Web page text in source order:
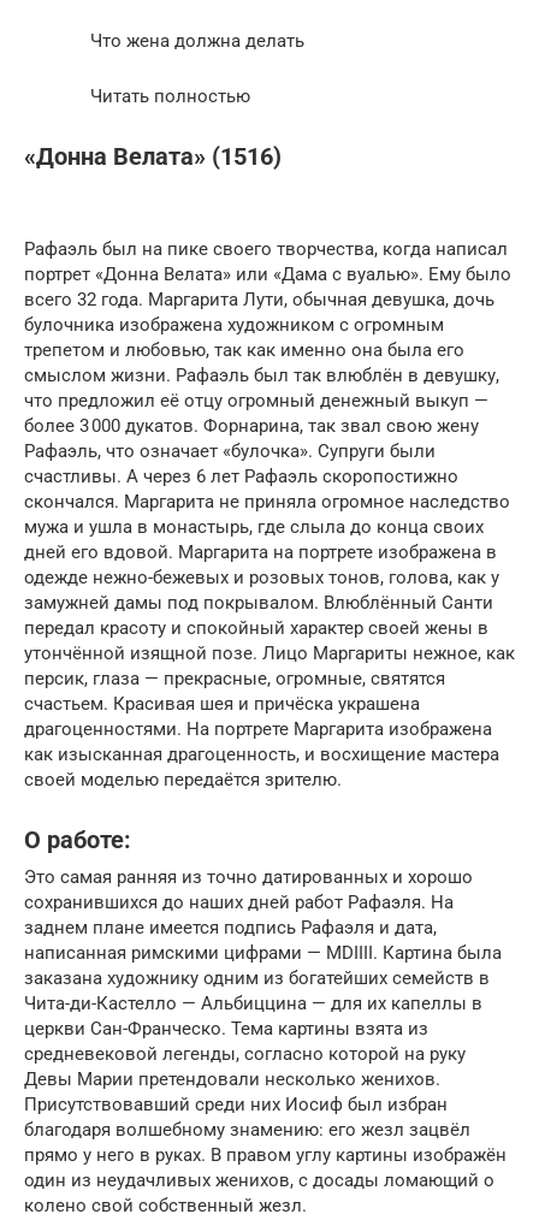
Что жена должна делать
Читать полностью
«Донна Велата» (1516)
Рафаэль был на пике своего творчества, когда написал
портрет «Донна Велата» или «Дама с вуалью». Ему было
всего 32 года. Маргарита Лути, обычная девушка, дочь
булочника изображена художником с огромным
трепетом и любовью, так как именно она была его
смыслом жизни. Рафаэль был так влюблён в девушку,
что предложил её отцу огромный денежный выкуп —
более 3 000 дукатов. Форнарина, так звал свою жену
Рафаэль, что означает «булочка». Супруги были
счастливы. А через 6 лет Рафаэль скоропостижно
скончался. Маргарита не приняла огромное наследство
мужа и ушла в монастырь, где слыла до конца своих
дней его вдовой. Маргарита на портрете изображена в
одежде нежно-бежевых и розовых тонов, голова, как у
замужней дамы под покрывалом. Влюблённый Санти
передал красоту и спокойный характер своей жены в
утончённой изящной позе. Лицо Маргариты нежное, как
персик, глаза — прекрасные, огромные, святятся
счастьем. Красивая шея и причёска украшена
драгоценностями. На портрете Маргарита изображена
как изысканная драгоценность, и восхищение мастера
своей моделью передаётся зрителю.
О работе:
Это самая ранняя из точно датированных и хорошо
сохранившихся до наших дней работ Рафаэля. На
заднем плане имеется подпись Рафаэля и дата,
написанная римскими цифрами — MDIIII. Картина была
заказана художнику одним из богатейших семейств в
Чита-ди-Кастелло — Альбиццина — для их капеллы в
церкви Сан-Франческо. Тема картины взята из
средневековой легенды, согласно которой на руку
Девы Марии претендовали несколько женихов.
Присутствовавший среди них Иосиф был избран
благодаря волшебному знамению: его жезл зацвёл
прямо у него в руках. В правом углу картины изображён
один из неудачливых женихов, с досады ломающий о
колено свой собственный жезл.